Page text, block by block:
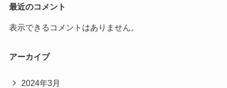
最近のコメント
表示できるコメントはありません。
アーカイブ
2024年3月